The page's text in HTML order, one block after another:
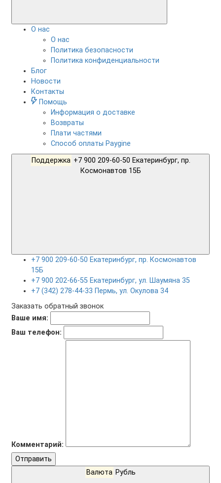
О нас
О нас
Политика безопасности
Политика конфиденциальности
Блог
Новости
Контакты
Помощь
Информация о доставке
Возвраты
Плати частями
Способ оплаты Paygine
Поддержка +7 900 209-60-50 Екатеринбург, пр.
+7 900 209-60-50 Екатеринбург, пр. Космонавтов
15Б
+7 900 202-66-55 Екатеринбург, ул. Шаумяна 35
+7 (342) 278-44-33 Пермь, ул. Окулова 34
Заказать обратный звонок
Ваше имя:
Ваш телефон:
Комментарий:
Отправить
Валюта Рубль